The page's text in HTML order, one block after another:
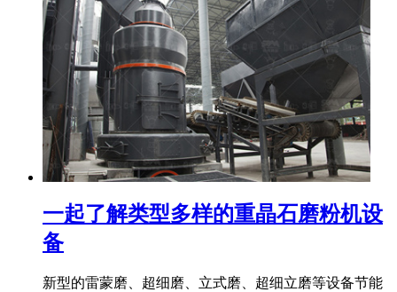
一起了解类型多样的重晶石磨粉机设
备
新型的雷蒙磨、超细磨、立式磨、超细立磨等设备节能